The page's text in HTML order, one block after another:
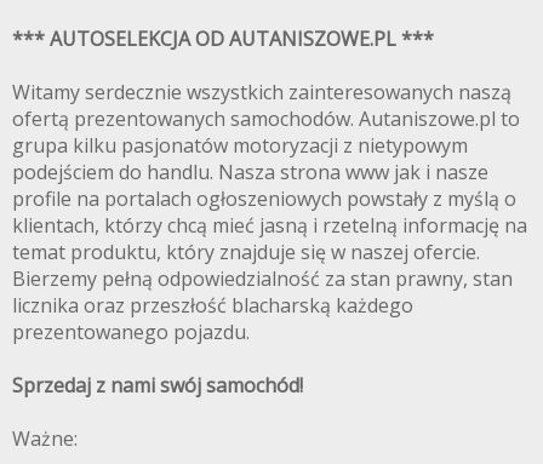
*** AUTOSELEKCJA OD AUTANISZOWE.PL ***
Witamy serdecznie wszystkich zainteresowanych naszą
ofertą prezentowanych samochodów. Autaniszowe.pl to
grupa kilku pasjonatów motoryzacji z nietypowym
podejściem do handlu. Nasza strona www jak i nasze
profile na portalach ogłoszeniowych powstały z myślą o
klientach, którzy chcą mieć jasną i rzetelną informację na
temat produktu, który znajduje się w naszej ofercie.
Bierzemy pełną odpowiedzialność za stan prawny, stan
licznika oraz przeszłość blacharską każdego
prezentowanego pojazdu.
Sprzedaj z nami swój samochód!
Ważne: